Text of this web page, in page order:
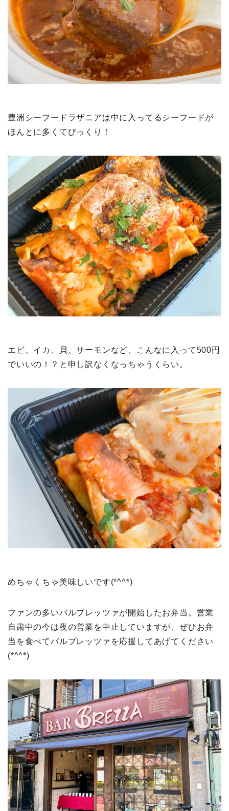
豊洲シーフードラザニアは中に入ってるシーフードが
ほんとに多くてびっくり！
エビ、イカ、貝、サーモンなど、こんなに入って500円
でいいの！？と申し訳なくなっちゃうくらい。
めちゃくちゃ美味しいです(*^^*)
ファンの多いバルブレッツァが開始したお弁当。営業
自粛中の今は夜の営業を中止していますが、ぜひお弁
当を食べてバルブレッツァを応援してあげてください
(*^^*)